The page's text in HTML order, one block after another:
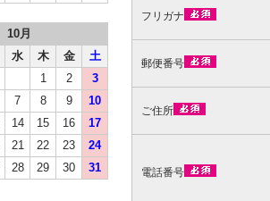
フリガナ
郵便番号
ご住所
電話番号
10月
水 木 金
土
1
2
3
7 8 9
10
14 15 16
17
21 22 23
24
28 29 30 31